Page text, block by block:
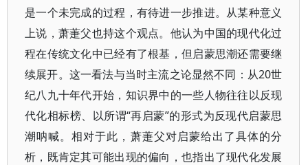
是一个未完成的过程，有待进一步推进。从某种意义
上说，萧萐父也持这个观点。他认为中国的现代化过
程在传统文化中已经有了根基，但启蒙思潮还需要继
续展开。这一看法与当时主流之论显然不同：从20世
纪八九十年代开始，知识界中的一些人物往往以反现
代化相标榜、以所谓“再启蒙”的形式为反现代启蒙思
潮呐喊。相对于此，萧萐父对启蒙给出了具体的分
析，既肯定其可能出现的偏向，也指出了现代化发展